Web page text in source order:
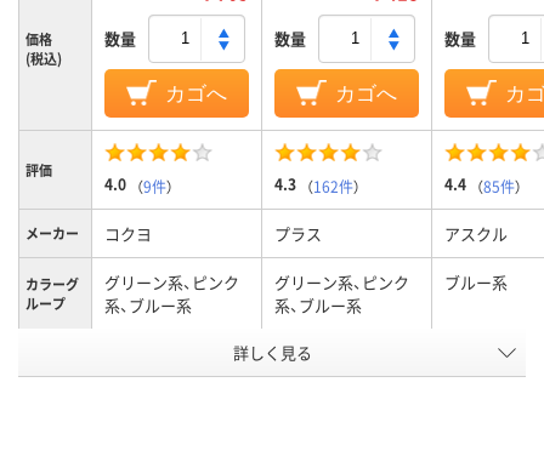
価格
(税込)
数量
カゴへ
数量
カゴへ
数量
カ
評価
4.0 （9件） 4.3 （162件） 4.4 （85件）
メーカー コクヨ プラス アスクル
カラーグ
ループ
グリーン系、ピンク
系、ブルー系
グリーン系、ピンク
系、ブルー系
ブルー系
通常
詳しく見る